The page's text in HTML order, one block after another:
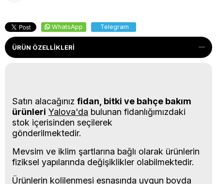
WhatsApp Telegram
ÜRÜN ÖZELLIKLERI
Satın alacağınız fidan, bitki ve bahçe bakım
ürünleri Yalova'da bulunan fidanlığımızdaki
stok içerisinden seçilerek
gönderilmektedir.
Mevsim ve iklim şartlarına bağlı olarak ürünlerin
fiziksel yapılarında değişiklikler olabilmektedir.
Ürünlerin kolilenmesi esnasında uygun boyda